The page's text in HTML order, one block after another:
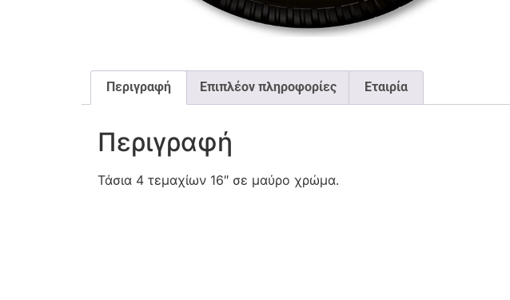
Περιγραφή Επιπλέον πληροφορίες Εταιρία
Περιγραφή
Τάσια 4 τεμαχίων 16″ σε μαύρο χρώμα.